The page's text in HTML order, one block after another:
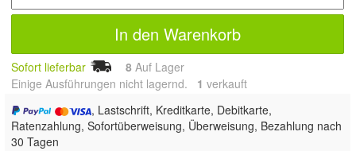
In den Warenkorb
Sofort lieferbar 8 Auf Lager
Einige Ausführungen nicht lagernd. 1 verkauft
, Lastschrift, Kreditkarte, Debitkarte,
Ratenzahlung, Sofortüberweisung, Überweisung, Bezahlung nach
30 Tagen